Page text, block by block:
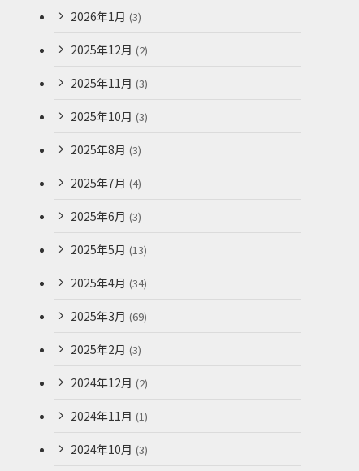
2026年1月 (3)
2025年12月 (2)
2025年11月 (3)
2025年10月 (3)
2025年8月 (3)
2025年7月 (4)
2025年6月 (3)
2025年5月 (13)
2025年4月 (34)
2025年3月 (69)
2025年2月 (3)
2024年12月 (2)
2024年11月 (1)
2024年10月 (3)